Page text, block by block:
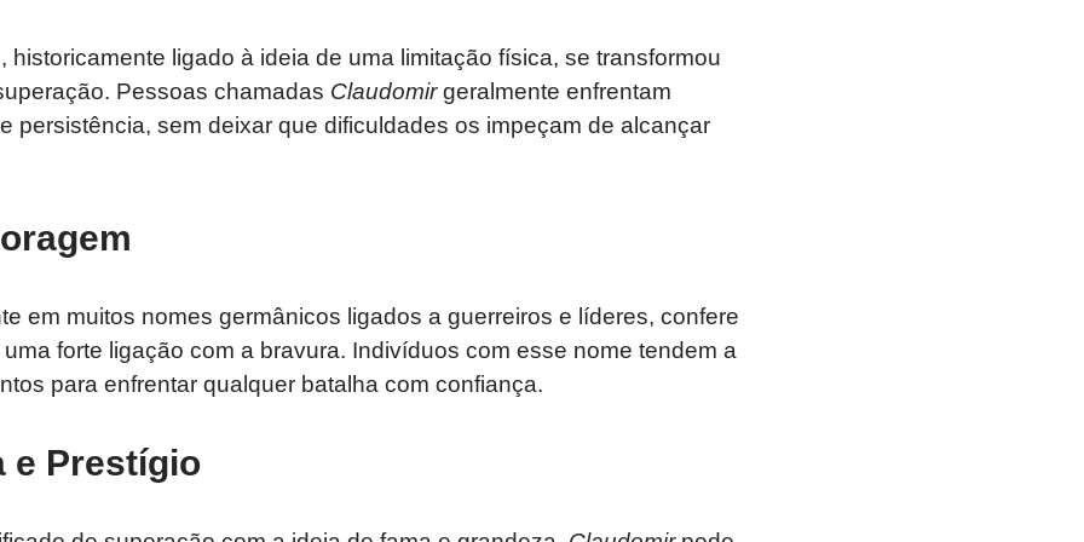
, historicamente ligado à ideia de uma limitação física, se transformou
Pessoas chamadas Claudomirgeralmente enfrentam
persistência, sem deixar que dificuldades os impeçam de alcançar
em muitos nomes germânicos ligados a guerreiros e líderes, confere
forte ligação com a bravura. Indivíduos com esse nome tendem a
para enfrentar qualquer batalha com confiança.
e Prestígio